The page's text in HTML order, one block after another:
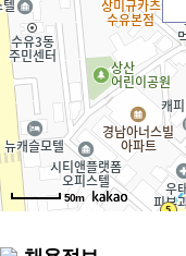
50m